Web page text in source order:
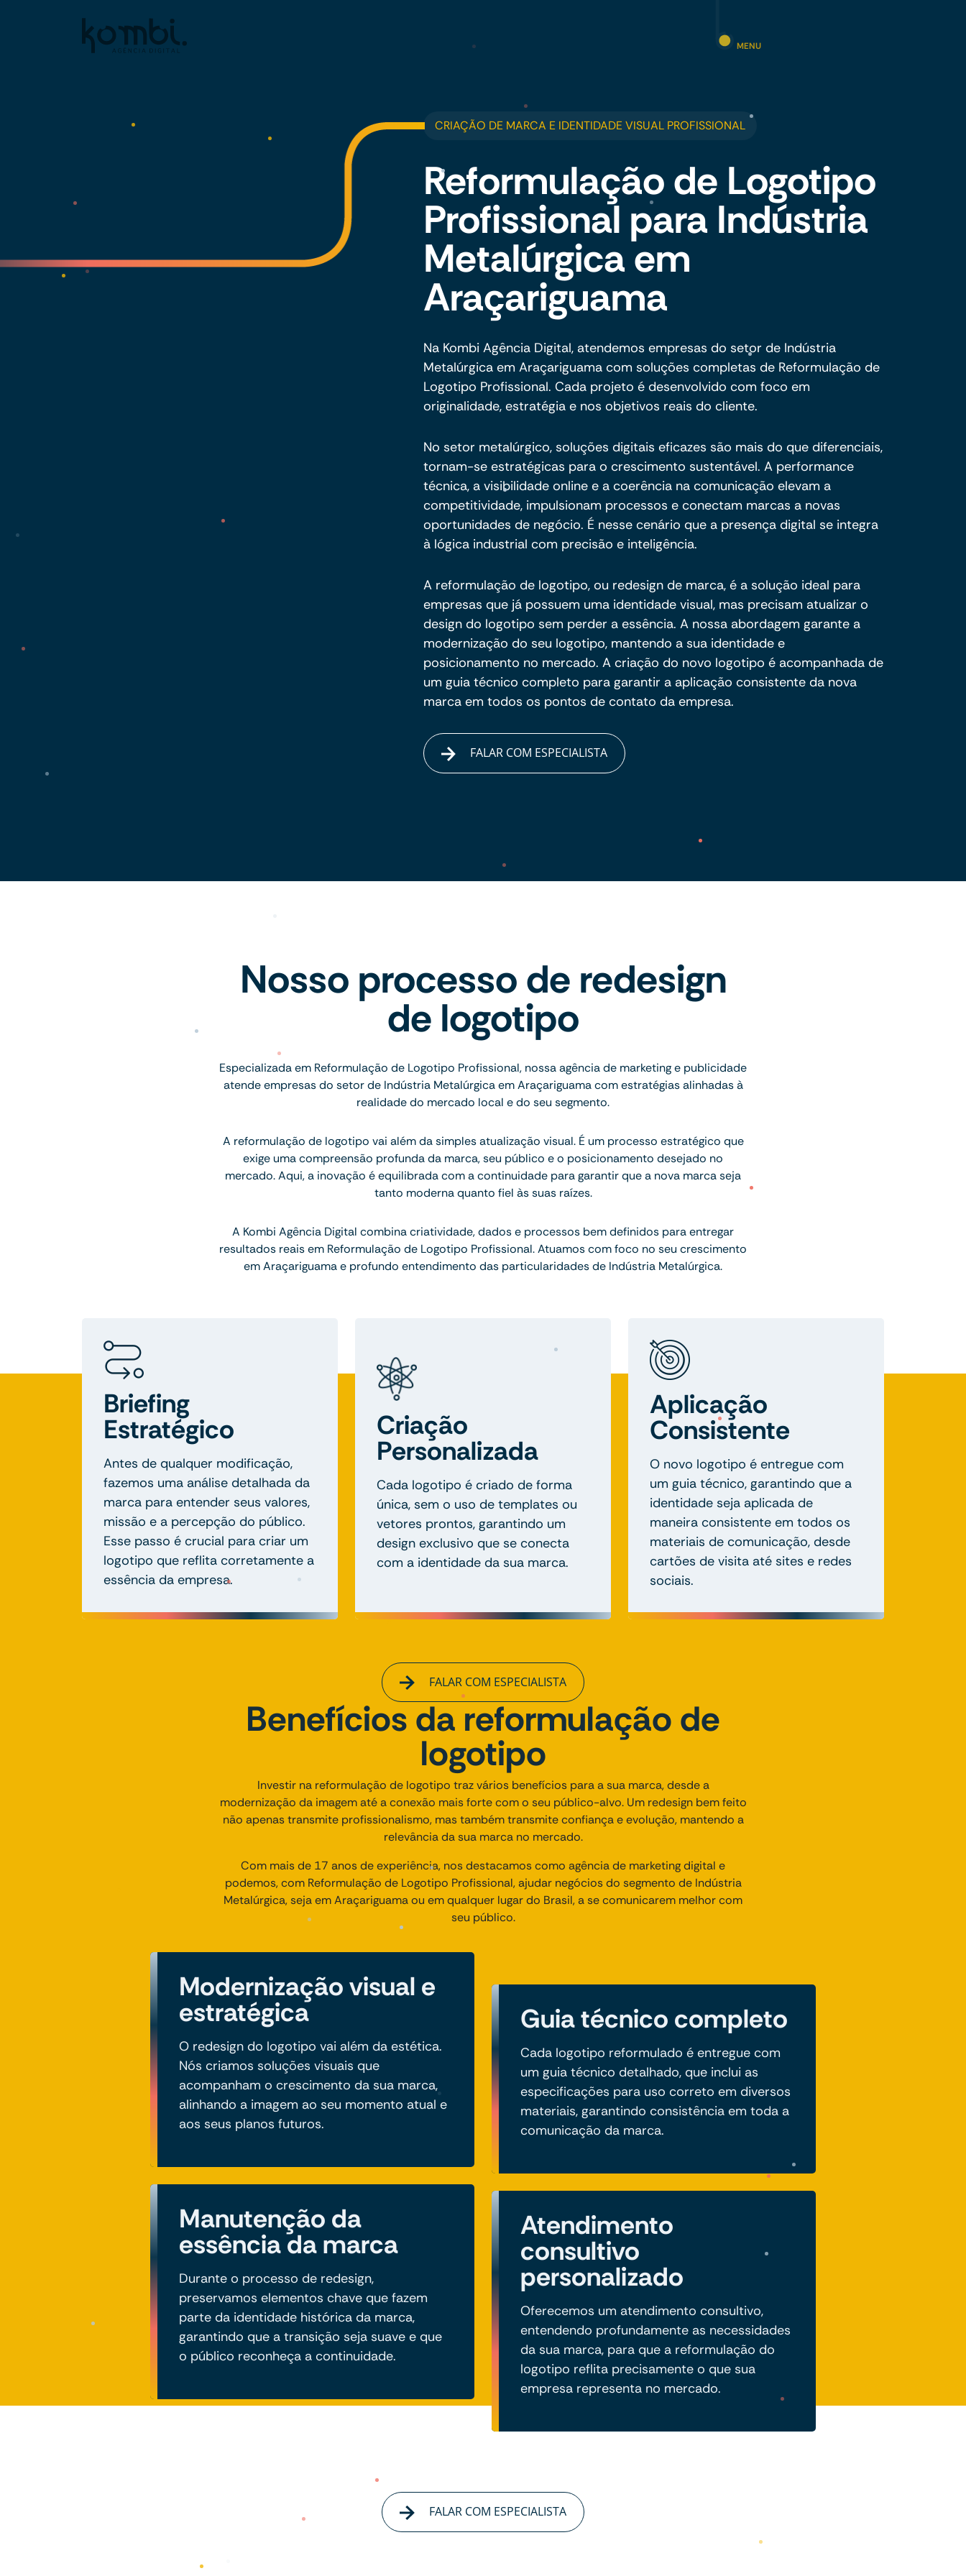
MENU
CRIAÇÃO DE MARCA E IDENTIDADE VISUAL PROFISSIONAL
Reformulação de Logotipo
Profissional para Indústria
Metalúrgica em
Araçariguama
Na Kombi Agência Digital, atendemos empresas do setor de Indústria
Metalúrgica em Araçariguama com soluções completas de Reformulação de
Logotipo Profissional. Cada projeto é desenvolvido com foco em
originalidade, estratégia e nos objetivos reais do cliente.
No setor metalúrgico, soluções digitais eficazes são mais do que diferenciais,
tornam-se estratégicas para o crescimento sustentável. A performance
técnica, a visibilidade online e a coerência na comunicação elevam a
competitividade, impulsionam processos e conectam marcas a novas
oportunidades de negócio. É nesse cenário que a presença digital se integra
à lógica industrial com precisão e inteligência.
A reformulação de logotipo, ou redesign de marca, é a solução ideal para
empresas que já possuem uma identidade visual, mas precisam atualizar o
design do logotipo sem perder a essência. A nossa abordagem garante a
modernização do seu logotipo, mantendo a sua identidade e
posicionamento no mercado. A criação do novo logotipo é acompanhada de
um guia técnico completo para garantir a aplicação consistente da nova
marca em todos os pontos de contato da empresa.
FALAR COM ESPECIALISTA
Nosso processo de redesign
de logotipo
Especializada em Reformulação de Logotipo Profissional, nossa agência de marketing e publicidade
atende empresas do setor de Indústria Metalúrgica em Araçariguama com estratégias alinhadas à
realidade do mercado local e do seu segmento.
A reformulação de logotipo vai além da simples atualização visual. É um processo estratégico que
exige uma compreensão profunda da marca, seu público e o posicionamento desejado no
mercado. Aqui, a inovação é equilibrada com a continuidade para garantir que a nova marca seja
tanto moderna quanto fiel às suas raízes.
A Kombi Agência Digital combina criatividade, dados e processos bem definidos para entregar
resultados reais em Reformulação de Logotipo Profissional. Atuamos com foco no seu crescimento
em Araçariguama e profundo entendimento das particularidades de Indústria Metalúrgica.
Briefing
Estratégico
Antes de qualquer modificação,
fazemos uma análise detalhada da
marca para entender seus valores,
missão e a percepção do público.
Esse passo é crucial para criar um
logotipo que reflita corretamente a
essência da empresa.
Criação
Personalizada
Cada logotipo é criado de forma
única, sem o uso de templates ou
vetores prontos, garantindo um
design exclusivo que se conecta
com a identidade da sua marca.
Aplicação
Consistente
O novo logotipo é entregue com
um guia técnico, garantindo que a
identidade seja aplicada de
maneira consistente em todos os
materiais de comunicação, desde
cartões de visita até sites e redes
sociais.
FALAR COM ESPECIALISTA
Benefícios da reformulação de
logotipo
Investir na reformulação de logotipo traz vários benefícios para a sua marca, desde a
modernização da imagem até a conexão mais forte com o seu público-alvo. Um redesign bem feito
não apenas transmite profissionalismo, mas também transmite confiança e evolução, mantendo a
relevância da sua marca no mercado.
Com mais de 17 anos de experiência, nos destacamos como agência de marketing digital e
podemos, com Reformulação de Logotipo Profissional, ajudar negócios do segmento de Indústria
Metalúrgica, seja em Araçariguama ou em qualquer lugar do Brasil, a se comunicarem melhor com
seu público.
Modernização visual e
estratégica
O redesign do logotipo vai além da estética.
Nós criamos soluções visuais que
acompanham o crescimento da sua marca,
alinhando a imagem ao seu momento atual e
aos seus planos futuros.
Manutenção da
essência da marca
Durante o processo de redesign,
preservamos elementos chave que fazem
parte da identidade histórica da marca,
garantindo que a transição seja suave e que
o público reconheça a continuidade.
Guia técnico completo
Cada logotipo reformulado é entregue com
um guia técnico detalhado, que inclui as
especificações para uso correto em diversos
materiais, garantindo consistência em toda a
comunicação da marca.
Atendimento
consultivo
personalizado
Oferecemos um atendimento consultivo,
entendendo profundamente as necessidades
da sua marca, para que a reformulação do
logotipo reflita precisamente o que sua
empresa representa no mercado.
FALAR COM ESPECIALISTA